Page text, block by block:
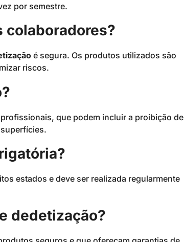
por semestre.
colaboradores?
é segura. Os produtos utilizados são
riscos.
que podem incluir a proibição de
estados e deve ser realizada regularmente
dedetização?